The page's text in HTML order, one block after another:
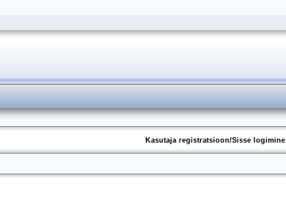
Kasutaja registratsioon/Sisse logimine